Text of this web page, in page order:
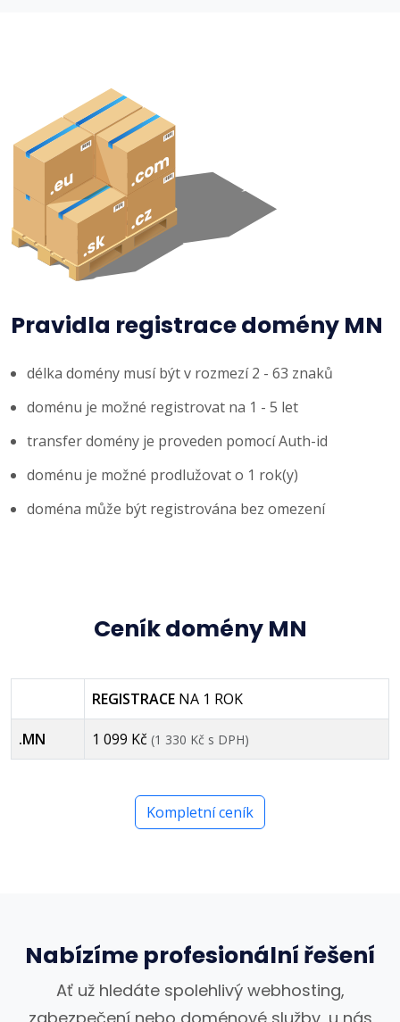
Pravidla registrace domény MN
délka domény musí být v rozmezí 2 - 63 znaků
doménu je možné registrovat na 1 - 5 let
transfer domény je proveden pomocí Auth-id
doménu je možné prodlužovat o 1 rok(y)
doména může být registrována bez omezení
Ceník domény MN
REGISTRACE NA 1 ROK
.MN 1 099 Kč (1 330 Kč s DPH)
Kompletní ceník
Nabízíme profesionální řešení
Ať už hledáte spolehlivý webhosting,